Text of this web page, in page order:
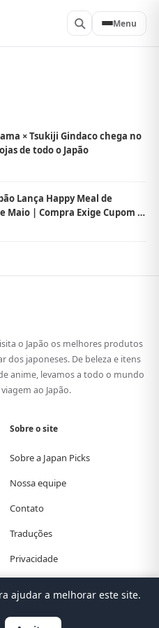
Menu
× Tsukiji Gindaco chega no
de todo o Japão
Lança Happy Meal de
Maio | Compra Exige Cupom e
o Japão os melhores produtos
dos japoneses. De beleza e itens
anime, levamos a todo o mundo
ao Japão.
Sobre o site
Sobre a Japan Picks
Nossa equipe
Contato
Traduções
Privacidade
DeutschEspañol
ajudar a melhorar este site.